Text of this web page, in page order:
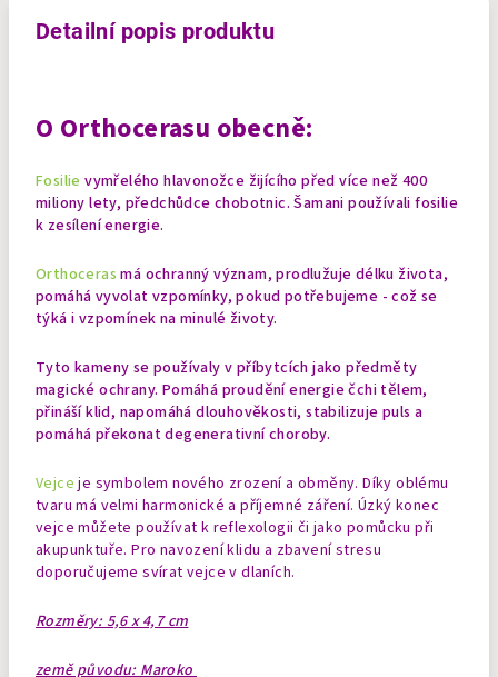
Detailní popis produktu
O Orthocerasu obecně:
Fosilievymřelého hlavonožce žijícího před více než 400
miliony lety, předchůdce chobotnic. Šamani používali fosilie
k zesílení energie.
Orthoceras má ochranný význam, prodlužuje délku života,
pomáhá vyvolat vzpomínky, pokud potřebujeme - což se
týká i vzpomínek na minulé životy.
Tyto kameny se používaly v příbytcích jako předměty
magické ochrany. Pomáhá proudění energie čchi tělem,
přináší klid, napomáhá dlouhověkosti, stabilizuje puls a
pomáhá překonat degenerativní choroby.
Vejceje symbolem nového zrození a obměny. Díky oblému
tvaru má velmi harmonické a příjemné záření. Úzký konec
vejce můžete používat k reflexologii či jako pomůcku při
akupunktuře. Pro navození klidu a zbavení stresu
doporučujeme svírat vejce v dlaních.
Rozměry: 5,6 x 4,7 cm
země původu: Maroko